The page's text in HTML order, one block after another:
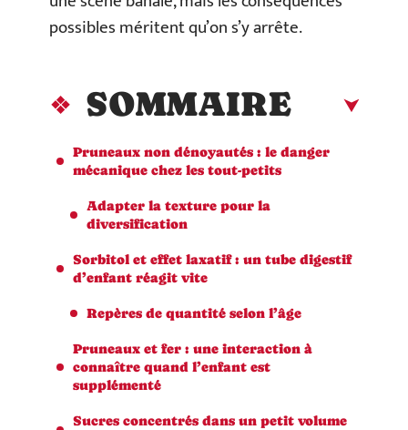
possibles méritent qu’on s’y arrête.
SOMMAIRE
Pruneaux non dénoyautés : le danger
mécanique chez les tout-petits
Adapter la texture pour la
diversification
Sorbitol et effet laxatif : un tube digestif
d’enfant réagit vite
Repères de quantité selon l’âge
Pruneaux et fer : une interaction à
connaître quand l’enfant est
supplémenté
Sucres concentrés dans un petit volume